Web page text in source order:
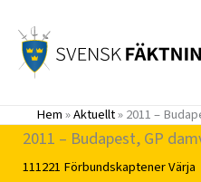
innehåll
Hem»Aktuellt»2011 –
2011 – Budapest, GP
111221 FörbundskaptenerVärja